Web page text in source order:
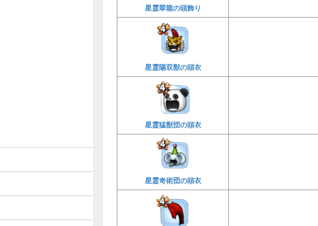
星霊翠龍の頭飾り
星霊陽双獣の頭衣
星霊猛獣団の頭衣
星霊奇術団の頭衣